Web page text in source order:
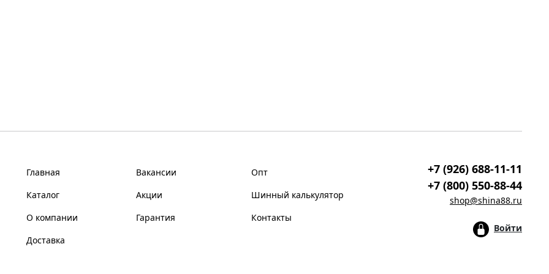
Главная
Каталог
О компании
Доставка
Вакансии
Акции
Гарантия
Опт
Шинный калькулятор
Контакты
+7 (926) 688-11-11
+7 (800) 550-88-44
shop@shina88.ru
Войти